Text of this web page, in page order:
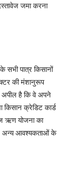
जमा करना
सभी पात्र किसानों
की मंशानुरूप
है कि वे अपने
किसान क्रेडिट कार्ड
ऋण योजना का
अन्य आवश्यकताओं के